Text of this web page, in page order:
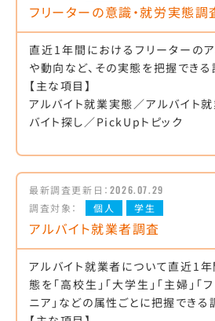
フリーターの意識・就労実態調
直近1年間におけるフリーターの
や動向など、その実態を把握できる
【主な項目】
アルバイト就業実態／アルバイト
バイト探し／PickUpトピック
最新調査更新日： 2026.07.29
調査対象：
個人 学生
アルバイト就業者調査
アルバイト就業者について直近1
態を「高校生」「大学生」「主婦」「
ニア」などの属性ごとに把握できる